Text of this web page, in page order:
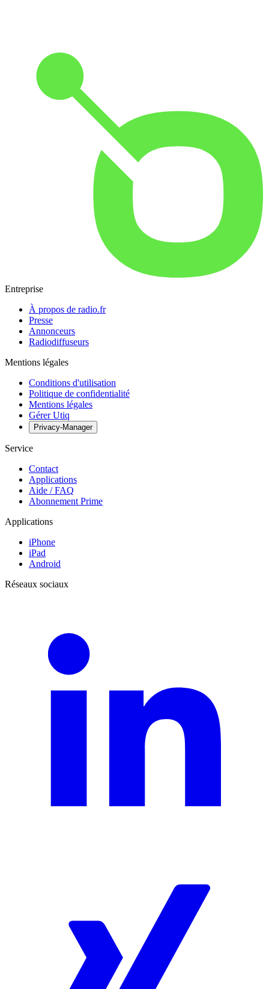
Entreprise
À propos de radio.fr
Presse
Annonceurs
Radiodiffuseurs
Mentions légales
Conditions d'utilisation
Politique de confidentialité
Mentions légales
Gérer Utiq
Privacy-Manager
Service
Contact
Applications
Aide / FAQ
Abonnement Prime
Applications
iPhone
iPad
Android
Réseaux sociaux